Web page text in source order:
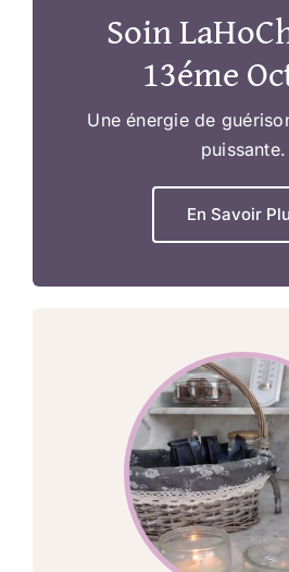
Soin
13éme
Une énergie de
puissante.
En Savoir